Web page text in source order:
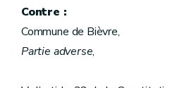
Contre :
Commune de Bièvre,
Partie adverse,